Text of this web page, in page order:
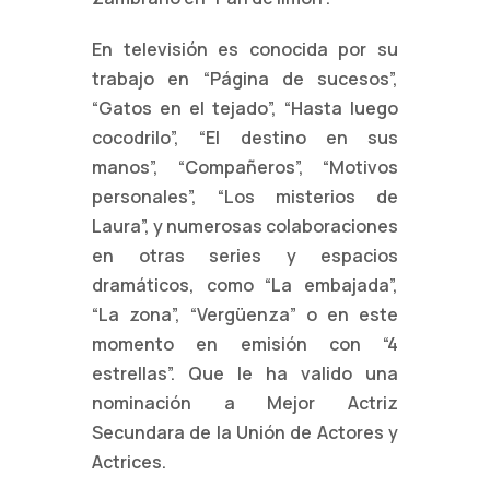
En televisión es conocida por su
trabajo en “Página de sucesos”,
“Gatos en el tejado”, “Hasta luego
cocodrilo”, “El destino en sus
manos”, “Compañeros”, “Motivos
personales”, “Los misterios de
Laura”, y numerosas colaboraciones
en otras series y espacios
dramáticos, como “La embajada”,
“La zona”, “Vergüenza” o en este
momento en emisión con “4
estrellas”. Que le ha valido una
nominación a Mejor Actriz
Secundara de la Unión de Actores y
Actrices.